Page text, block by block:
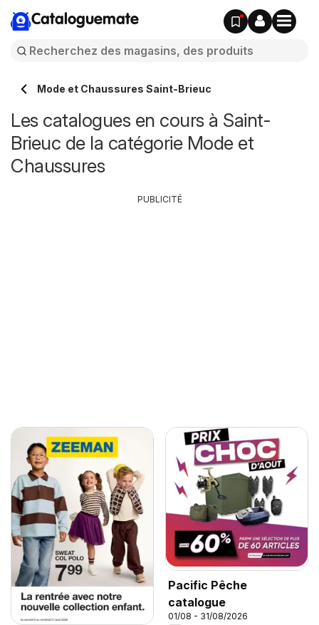
Cataloguemate
Mode et Chaussures Saint-Brieuc
Les catalogues en cours à Saint-
Brieuc de la catégorie Mode et
Chaussures
Pacific Pêche
catalogue
01/08 - 31/08/2026
PUBLICITÉ